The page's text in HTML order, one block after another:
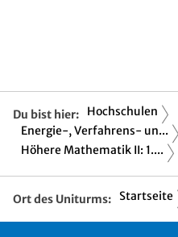
Du bist hier: Hochschulen
Energie-, Verfahrens- un...
Höhere Mathematik II: 1....
Ort des Uniturms: Startseite